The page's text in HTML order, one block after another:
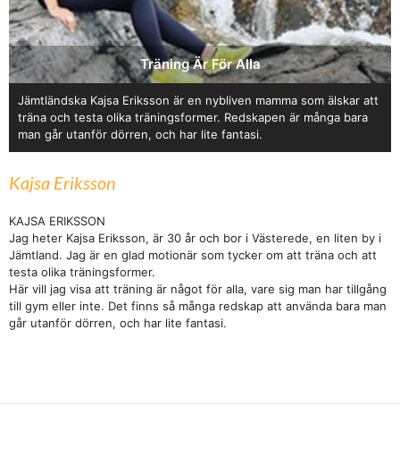
Träning Är För Alla
Jämtländska Kajsa Eriksson är en nybliven mamma som älskar att
träna och testa olika träningsformer. Redskapen är många bara
man går utanför dörren, och har lite fantasi.
Kajsa Eriksson
KAJSA ERIKSSON
Jag heter Kajsa Eriksson, är 30 år och bor i Västerede, en liten by i
Jämtland. Jag är en glad motionär som tycker om att träna och att
testa olika träningsformer.
Här vill jag visa att träning är något för alla, vare sig man har tillgång
till gym eller inte. Det finns så många redskap att använda bara man
går utanför dörren, och har lite fantasi.